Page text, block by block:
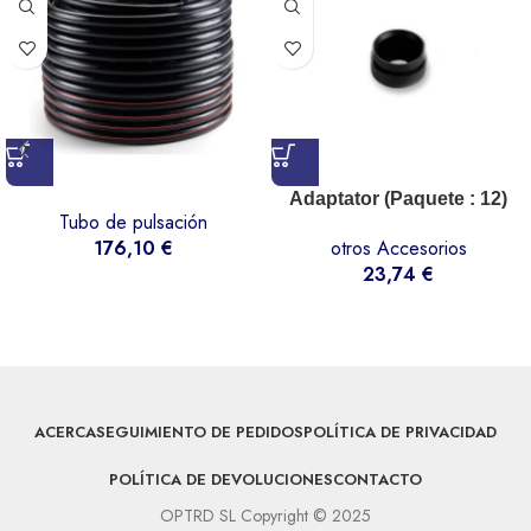
Tubo de pulsación
176,10 €
Adaptator (Paquete : 12)
otros Accesorios
23,74 €
ACERCASEGUIMIENTO DE PEDIDOSPOLÍTICA DE PRIVACIDAD
POLÍTICA DE DEVOLUCIONESCONTACTO
OPTRD SL Copyright © 2025